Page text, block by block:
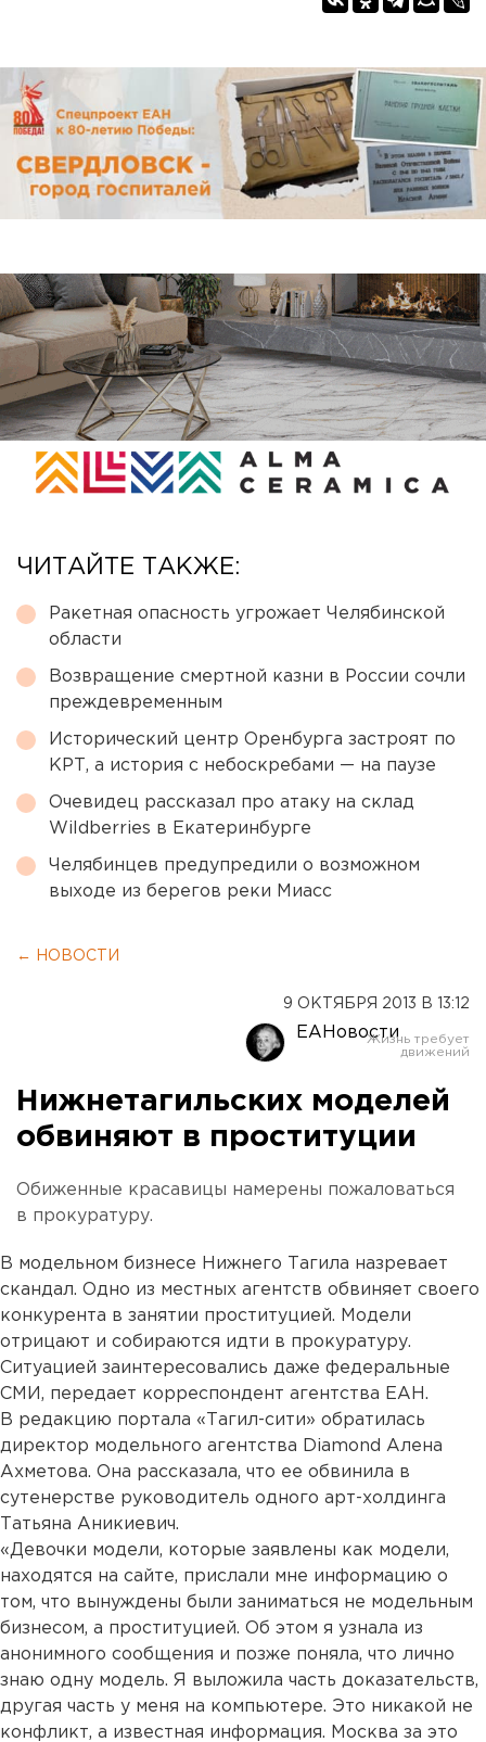
ЧИТАЙТЕ ТАКЖЕ:
Ракетная опасность угрожает Челябинской
области
Возвращение смертной казни в России сочли
преждевременным
Исторический центр Оренбурга застроят по
КРТ, а история с небоскребами — на паузе
Очевидец рассказал про атаку на склад
Wildberries в Екатеринбурге
Челябинцев предупредили о возможном
выходе из берегов реки Миасс
← НОВОСТИ
9 ОКТЯБРЯ 2013 В 13:12
ЕАНовости
Нижнетагильских моделей
обвиняют в проституции
Обиженные красавицы намерены пожаловаться
в прокуратуру.
В модельном бизнесе Нижнего Тагила назревает
скандал. Одно из местных агентств обвиняет своего
конкурента в занятии проституцией. Модели
отрицают и собираются идти в прокуратуру.
Ситуацией заинтересовались даже федеральные
СМИ, передает корреспондент агентства ЕАН.
В редакцию портала «Тагил-сити» обратилась
директор модельного агентства Diamond Алена
Ахметова. Она рассказала, что ее обвинила в
сутенерстве руководитель одного арт-холдинга
Татьяна Аникиевич.
«Девочки модели, которые заявлены как модели,
находятся на сайте, прислали мне информацию о
том, что вынуждены были заниматься не модельным
бизнесом, а проституцией. Об этом я узнала из
анонимного сообщения и позже поняла, что лично
знаю одну модель. Я выложила часть доказательств,
другая часть у меня на компьютере. Это никакой не
конфликт, а известная информация. Москва за это